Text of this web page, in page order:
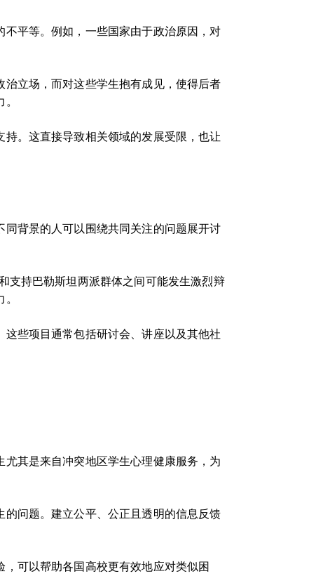
平等。例如，一些国家由于政治原因，对
立场，而对这些学生抱有成见，使得后者
。这直接导致相关领域的发展受限，也让
背景的人可以围绕共同关注的问题展开讨
支持巴勒斯坦两派群体之间可能发生激烈辩
些项目通常包括研讨会、讲座以及其他社
其是来自冲突地区学生心理健康服务，为
问题。建立公平、公正且透明的信息反馈
可以帮助各国高校更有效地应对类似困